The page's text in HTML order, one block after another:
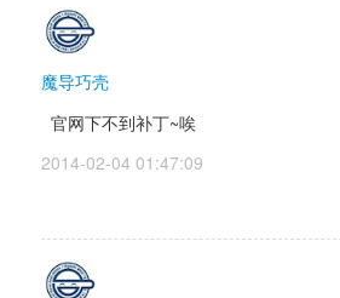
魔导巧壳
官网下不到补丁~唉
2014-02-04 01:47:09